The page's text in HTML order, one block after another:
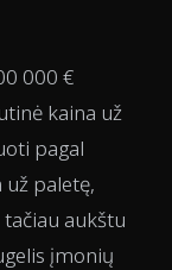
000 €
kaina už
pagal
paletę,
aukštu
įmonių